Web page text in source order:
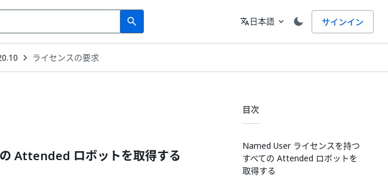
search
Search 言語
translate日本語 expand_more サインイン
ライセンスの要求
Attended ロボットを取得する
目次
Named User ライセンスを持つ
すべての Attended ロボットを
取得する